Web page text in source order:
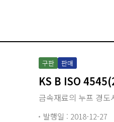
구판 판매
KS B ISO
금속재료의 누프 경도
발행일 : 2018-12-27